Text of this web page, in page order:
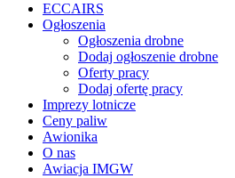
ECCAIRS
Ogłoszenia
Ogłoszenia drobne
Dodaj ogłoszenie drobne
Oferty pracy
Dodaj ofertę pracy
Imprezy lotnicze
Ceny paliw
Awionika
O nas
Awiacja IMGW